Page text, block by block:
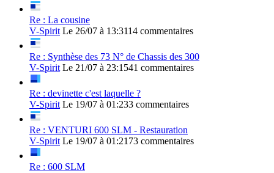
Re : La cousine
V-Spirit Le 26/07 à 13:3114 commentaires
Re : Synthèse des 73 N° de Chassis des 300
V-Spirit Le 21/07 à 23:1541 commentaires
Re : devinette c'est laquelle ?
V-Spirit Le 19/07 à 01:233 commentaires
Re : VENTURI 600 SLM - Restauration
V-Spirit Le 19/07 à 01:21 73 commentaires
Re : 600 SLM